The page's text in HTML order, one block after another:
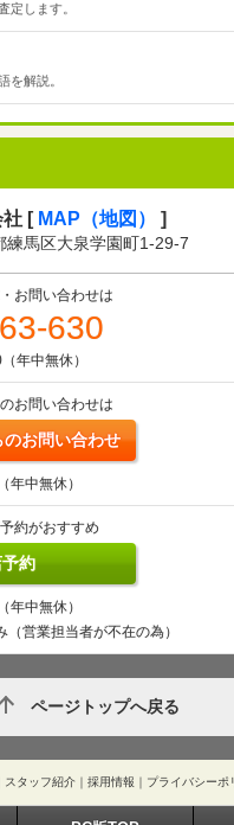
定します。
を解説。
社 [ MAP（地図） ]
馬区大泉学園町1-29-7
お問い合わせは
630
年中無休）
お問い合わせは
お問い合わせ
年中無休）
約がおすすめ
約
年中無休）
営業担当者が不在の為）
ページトップへ戻る
スタッフ紹介 ｜ 採用情報 ｜ プライバシーポ